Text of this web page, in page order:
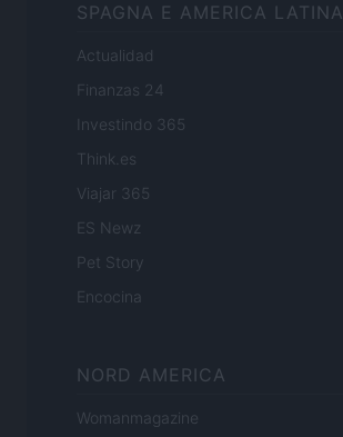
SPAGNA E AMERICA LATINA
Actualidad
Finanzas 24
Investindo 365
Think.es
Viajar 365
ES Newz
Pet Story
Encocina
NORD AMERICA
Womanmagazine